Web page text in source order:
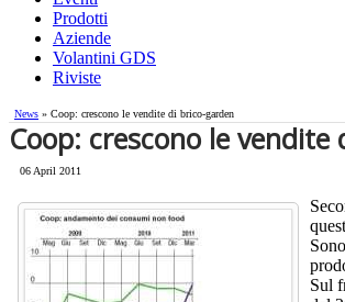
Prodotti
Aziende
Volantini GDS
Riviste
News » Coop: crescono le vendite di brico-garden
Coop: crescono le
06 April 2011
Sul